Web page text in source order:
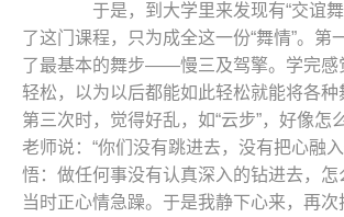
于是，到大学里来发现有“交谊舞
了这门课程，只为成全这一份“舞情”。第
了最基本的舞步――慢三及驾擎。学完感
轻松，以为以后都能如此轻松就能将各种
第三次时，觉得好乱，如“云步”，好像怎
老师说：“你们没有跳进去，没有把心融
悟：做任何事没有认真深入的钻进去，
当时正心情急躁。于是我静下心来，再次